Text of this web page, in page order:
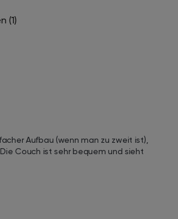
(1)
Aufbau (wenn man zu zweit ist),
Couch ist sehr bequem und sieht